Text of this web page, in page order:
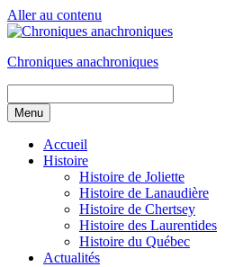
Aller au contenu
Chroniques anachroniques
Menu
Accueil
Histoire
Histoire de Joliette
Histoire de Lanaudière
Histoire de Chertsey
Histoire des Laurentides
Histoire du Québec
Actualités